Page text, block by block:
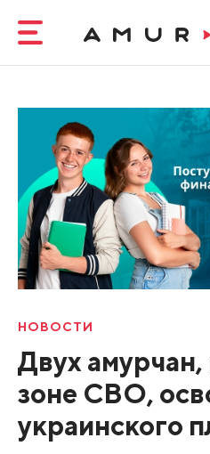
НОВОСТИ
Двух
зоне СВО,
украинского